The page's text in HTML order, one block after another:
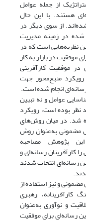
از جمله عوامل
هستند. با این حال
از سوی دیگر در
شده در زمینه مدیریت
نظریه‌هایی است که در
موفقیت در بازار به کار
موفقیت کارآفرینی
منبع‌محور جهت
انجام شده است.
عوامل و نه تبیین
نظر بوده است، رویکرد
شد. در میان روش‌های
مضمونی به‌عنوان روش
پژوهش مصاحبه
کارآفرینان رسانه‌ای و
رسانه‌ای انتخاب شدند
مضمونی و نیز استفاده از
کارآفرینانه، رهبری
و نوآوری به‌عنوان
رسانه‌ای برای موفقیت